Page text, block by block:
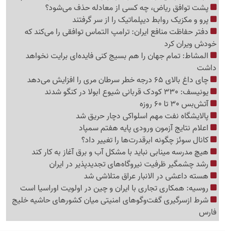
پشت توافق ریاض، چه کسی از معادله حذف می‌شود؟
پرو و مکزیک روابط دیپلماتیک را از سر گرفتند
دفتر حفاظت منافع ایران: ترامپ التماس توافقی را می‌کند که
خودش ویران کرد
المشاط: تمام جهان را هم بسیج کنی فایده‌ای برایت نخواهد
داشت
چای داغ بالای 65 درجه خطر سرطان مری را افزایش می‌دهد
یونیسف: 330 کودک قربانی شیوع ابولا در کنگو شدند
آتش‌بس 30 تا 60 روزه
پالایشگاه نفت مهم اسلواکی دچار حریق شد
اعلام نتایج آزمون ورودی پایه هفتم سمپاد
کانال سوئز چگونه ابرقدرت‌ها را تغییر داد؟
هیچ مدرسه مینابی نباید با مشکل آب و برق آغاز به کار کند
رشد چشمگیر ظرفیت نیروگاه‌های تجدیدپذیر در ایران
هسته داعشی در الانبار عراق متلاشی شد
روسیه: همکاری تجاری با ایران و چین در اولویت اوراسیا است
شرط ازسرگیری گفت‌وگوهای امنیتی میان کشورهای حاشیه خلیج
فارس